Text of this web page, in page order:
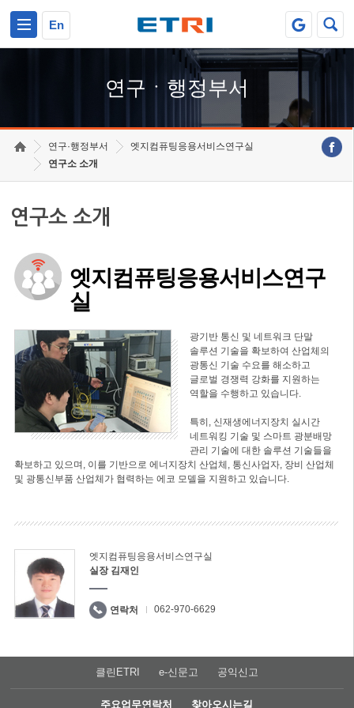
En
연구ㆍ행정부서
연구·행정부서
엣지컴퓨팅응용서비스연구실
연구소 소개
연구소 소개
엣지컴퓨팅응용서비스연구
실
광기반 통신 및 네트워크 단말
솔루션 기술을 확보하여 산업체의
광통신 기술 수요를 해소하고
글로벌 경쟁력 강화를 지원하는
역할을 수행하고 있습니다.
특히, 신재생에너지장치 실시간
네트워킹 기술 및 스마트 광분배망
관리 기술에 대한 솔루션 기술들을
확보하고 있으며, 이를 기반으로 에너지장치 산업체, 통신사업자, 장비 산업체
및 광통신부품 산업체가 협력하는 에코 모델을 지원하고 있습니다.
엣지컴퓨팅응용서비스연구실
실장 김재인
연락처 062-970-6629
클린ETRI e-신문고 공익신고
주요업무연락처 찾아오시는길